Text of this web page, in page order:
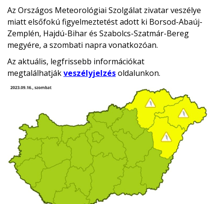
Az Országos Meteorológiai Szolgálat zivatar veszélye
miatt elsőfokú figyelmeztetést adott ki Borsod-Abaúj-
Zemplén, Hajdú-Bihar és Szabolcs-Szatmár-Bereg
megyére, a szombati napra vonatkozóan.
Az aktuális, legfrissebb információkat
megtalálhatjákveszélyjelzésoldalunkon.